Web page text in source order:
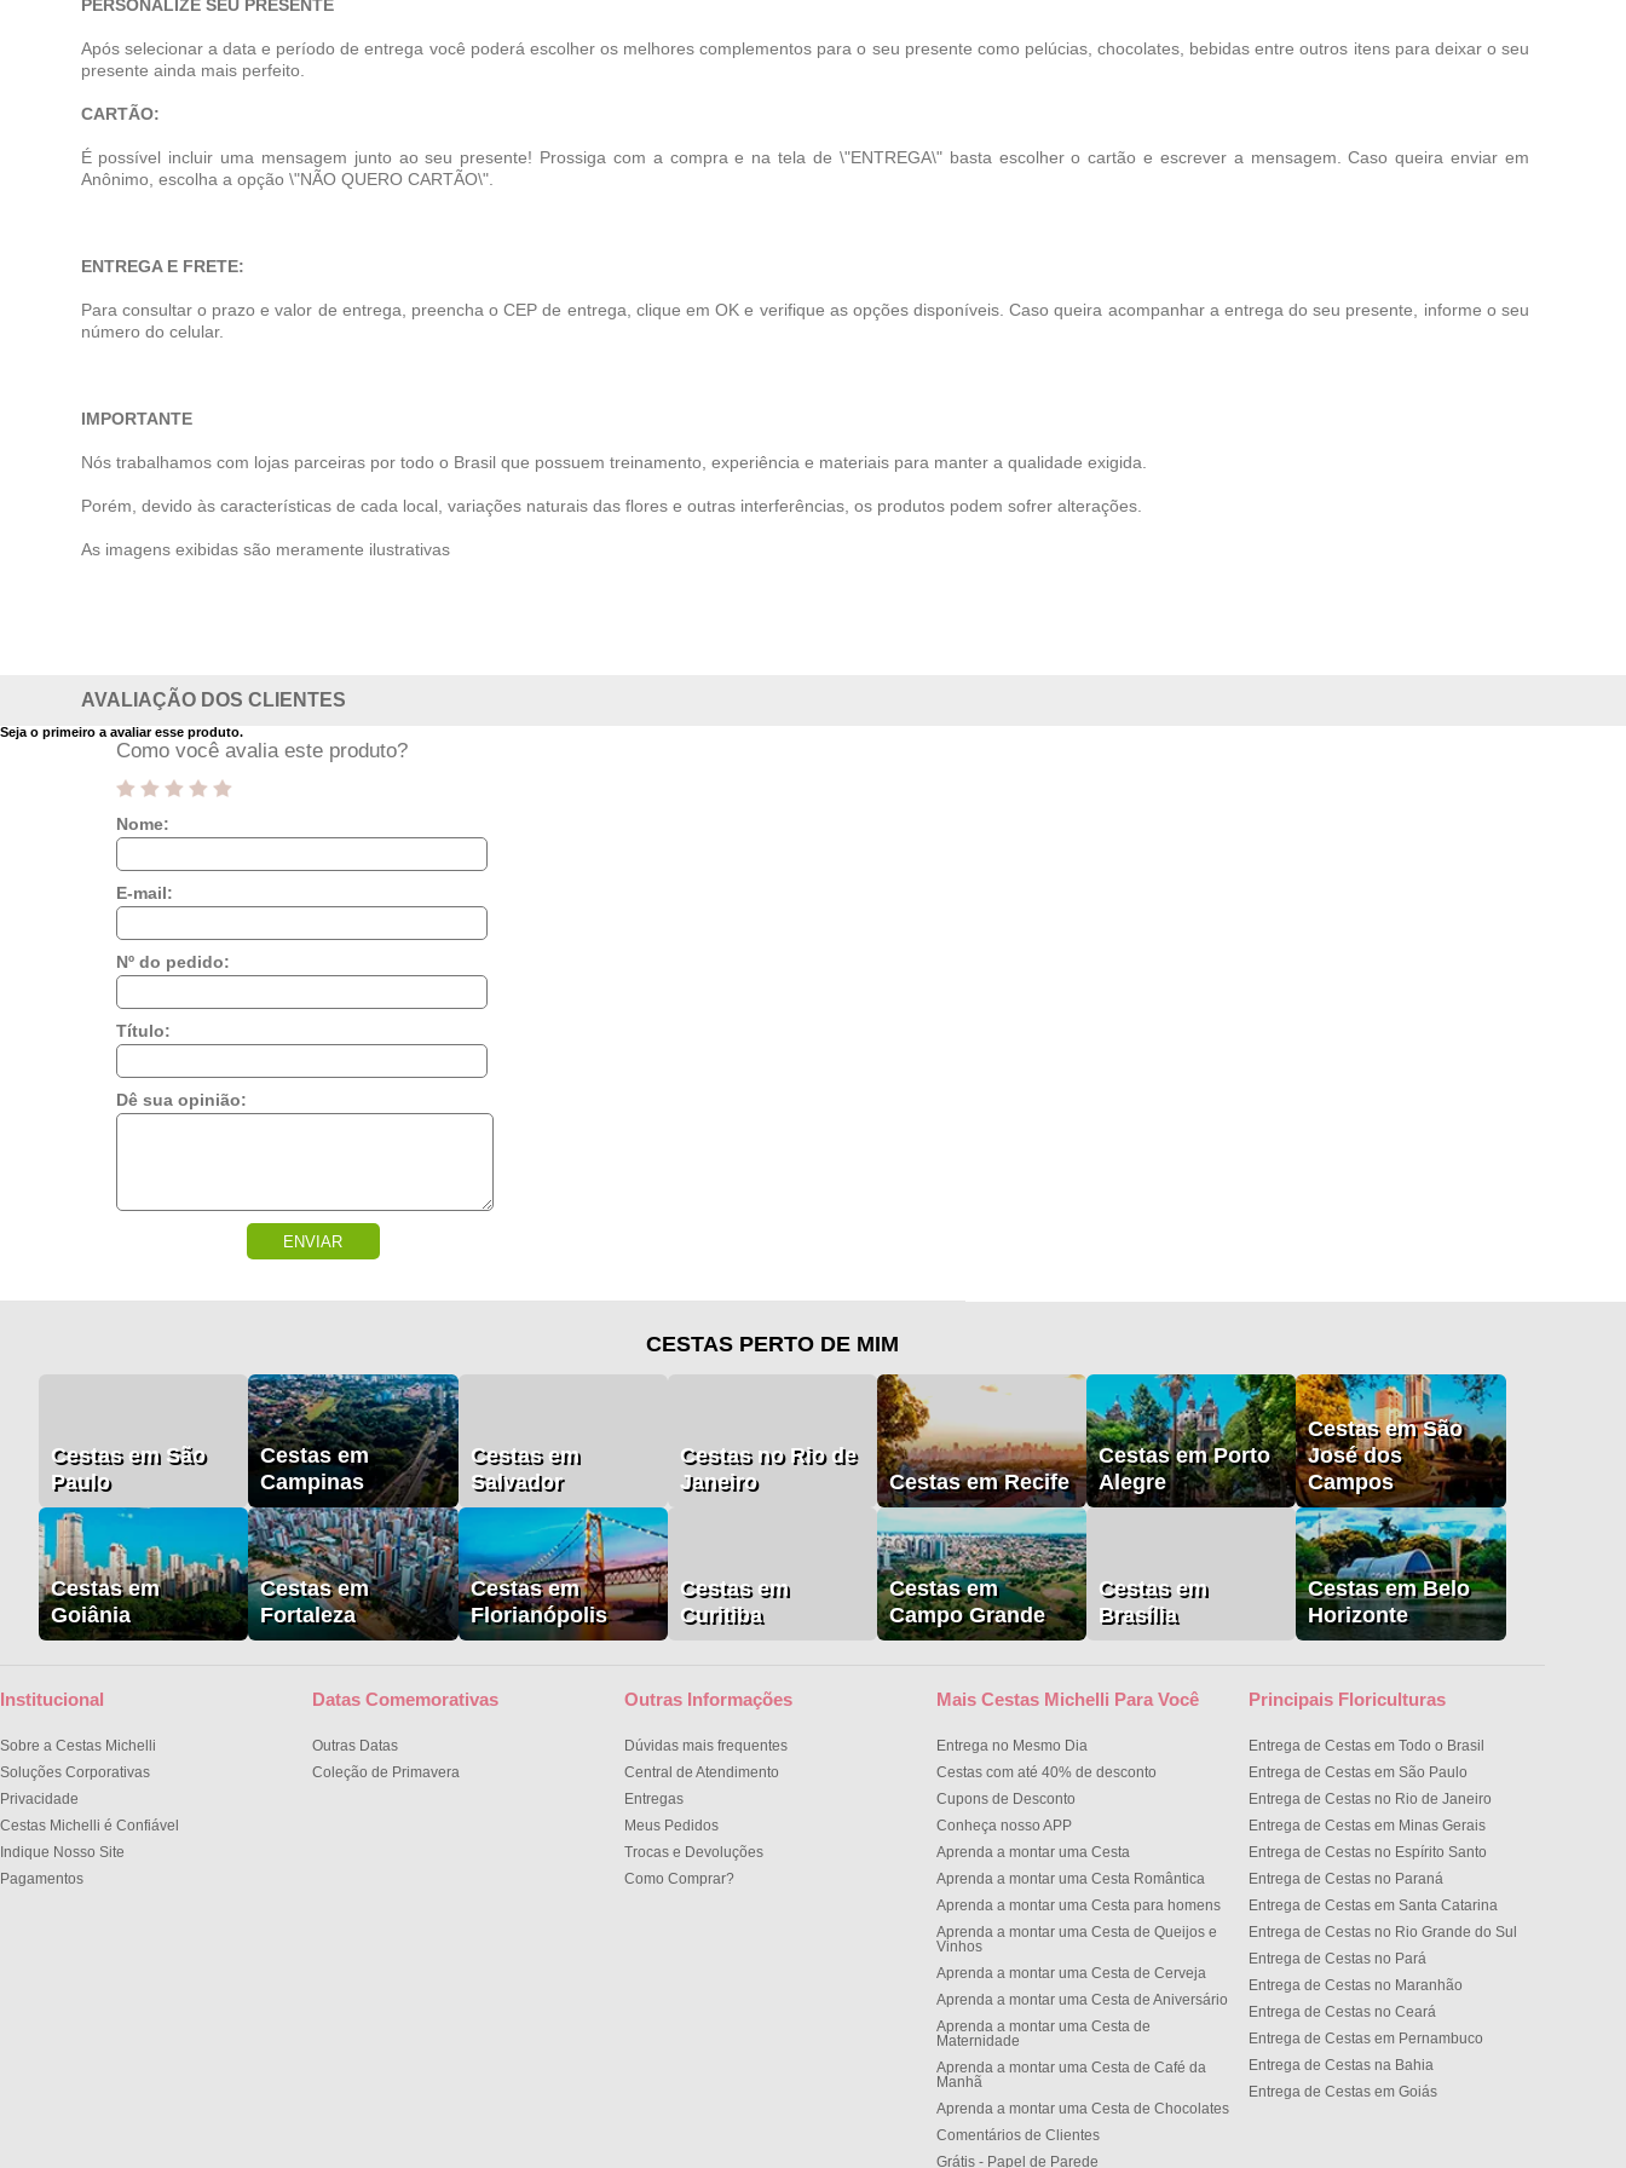
PERSONALIZE SEU PRESENTE
Após selecionar a data e período de entrega você poderá escolher os melhores complementos para o seu presente como pelúcias, chocolates, bebidas entre outros itens para deixar o seu
presente ainda mais perfeito.
CARTÃO:
É possível incluir uma mensagem junto ao seu presente! Prossiga com a compra e na tela de \"ENTREGA\" basta escolher o cartão e escrever a mensagem. Caso queira enviar em
Anônimo, escolha a opção \"NÃO QUERO CARTÃO\".
ENTREGA E FRETE:
Para consultar o prazo e valor de entrega, preencha o CEP de entrega, clique em OK e verifique as opções disponíveis. Caso queira acompanhar a entrega do seu presente, informe o seu
número do celular.
IMPORTANTE
Nós trabalhamos com lojas parceiras por todo o Brasil que possuem treinamento, experiência e materiais para manter a qualidade exigida.
Porém, devido às características de cada local, variações naturais das flores e outras interferências, os produtos podem sofrer alterações.
As imagens exibidas são meramente ilustrativas
AVALIAÇÃO DOS CLIENTES
Seja o primeiro a avaliar esse produto.
Como você avalia este produto?
Nome:
E-mail:
Nº do pedido:
Título:
Dê sua opinião:
ENVIAR
CESTAS PERTO DE MIM
Cestas em São
Paulo
Cestas em
Campinas
Cestas em
Salvador
Cestas no Rio de
Janeiro
Cestas em Recife
Cestas em Porto
Alegre
Cestas em São
José dos
Campos
Cestas em
Goiânia
Cestas em
Fortaleza
Cestas em
Florianópolis
Cestas em
Curitiba
Cestas em
Campo Grande
Cestas em
Brasília
Cestas em Belo
Horizonte
Institucional
Sobre a Cestas Michelli
Soluções Corporativas
Privacidade
Cestas Michelli é Confiável
Indique Nosso Site
Pagamentos
Datas Comemorativas
Outras Datas
Coleção de Primavera
Outras Informações
Dúvidas mais frequentes
Central de Atendimento
Entregas
Meus Pedidos
Trocas e Devoluções
Como Comprar?
Mais Cestas Michelli Para Você
Entrega no Mesmo Dia
Cestas com até 40% de desconto
Cupons de Desconto
Conheça nosso APP
Aprenda a montar uma Cesta
Aprenda a montar uma Cesta Romântica
Aprenda a montar uma Cesta para homens
Aprenda a montar uma Cesta de Queijos e
Vinhos
Aprenda a montar uma Cesta de Cerveja
Aprenda a montar uma Cesta de Aniversário
Aprenda a montar uma Cesta de
Maternidade
Aprenda a montar uma Cesta de Café da
Manh
Aprenda a montar uma Cesta de Chocolates
Comentários de Clientes
Grátis - Papel de Parede
Principais Floriculturas
Entrega de Cestas em Todo o Brasil
Entrega de Cestas em São Paulo
Entrega de Cestas no Rio de Janeiro
Entrega de Cestas em Minas Gerais
Entrega de Cestas no Espírito Santo
Entrega de Cestas no Paran
Entrega de Cestas em Santa Catarina
Entrega de Cestas no Rio Grande do Sul
Entrega de Cestas no Par
Entrega de Cestas no Maranhão
Entrega de Cestas no Cear
Entrega de Cestas em Pernambuco
Entrega de Cestas na Bahia
Entrega de Cestas em Goiás